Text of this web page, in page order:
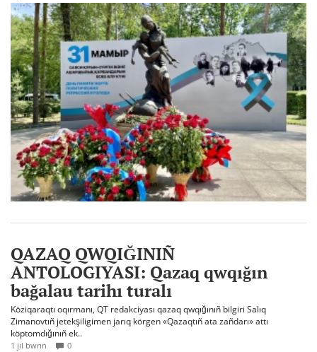
QAZAQ QWQIĞINIÑ
ANTOLOGIYASI: Qazaq qwqığın
bağalau tarihı turalı
Köziqaraqtı oqırmanı, QT redakciyası qazaq qwqığınıñ bilgiri Salıq
Zimanovtıñ jetekşiligimen jarıq körgen «Qazaqtıñ ata zañdarı» attı
köptomdığınıñ ek..
1 jıl bwrın 0